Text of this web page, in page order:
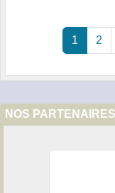
1 2
NOS PARTENAIRES